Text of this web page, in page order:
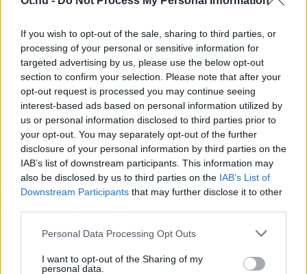
If you wish to opt-out of the sale, sharing to third parties, or
processing of your personal or sensitive information for
targeted advertising by us, please use the below opt-out
section to confirm your selection. Please note that after your
opt-out request is processed you may continue seeing
interest-based ads based on personal information utilized by
us or personal information disclosed to third parties prior to
your opt-out. You may separately opt-out of the further
disclosure of your personal information by third parties on the
IAB’s list of downstream participants. This information may
also be disclosed by us to third parties on the IAB’s List of
Downstream Participants that may further disclose it to other
Personal Data Processing Opt Outs
I want to opt-out of the Sharing of my
personal data.
stratégiába – és propaganda-üzenetekbe – már
nem fért bele az, hogy a magyarországi
beavatkozással egy pusztító, potenciálisan akár
több tízmillió áldozattal járó atomháború
lehetőségét kockáztassák. Egy ilyen lépés
bizonyára felszabadította volna Magyarországot
a szovjet befolyás alól, de valószínűleg le is
törölte volna a térképről a korabeli háborús
forgatókönyvek és Allen Dullesamerikai
külügyminiszter értékelése szerint.
menekült indult el nyugatra, és negyvenezer
érkezett az Egyesült Államokba, és talált új,
befogadó hazára a tengerentúlon 1956 után. Az